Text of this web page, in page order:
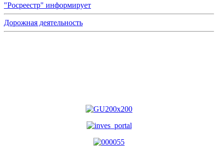
"Росреестр" информирует
Дорожная деятельность